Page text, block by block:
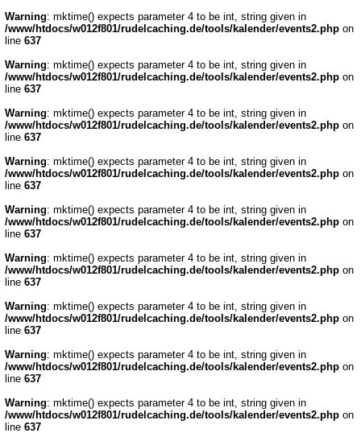
Warning: mktime() expects parameter 4 to be int, string given in
/www/htdocs/w012f801/rudelcaching.de/tools/kalender/events2.php on
line 637
Warning: mktime() expects parameter 4 to be int, string given in
/www/htdocs/w012f801/rudelcaching.de/tools/kalender/events2.php on
line 637
Warning: mktime() expects parameter 4 to be int, string given in
/www/htdocs/w012f801/rudelcaching.de/tools/kalender/events2.php on
line 637
Warning: mktime() expects parameter 4 to be int, string given in
/www/htdocs/w012f801/rudelcaching.de/tools/kalender/events2.php on
line 637
Warning: mktime() expects parameter 4 to be int, string given in
/www/htdocs/w012f801/rudelcaching.de/tools/kalender/events2.php on
line 637
Warning: mktime() expects parameter 4 to be int, string given in
/www/htdocs/w012f801/rudelcaching.de/tools/kalender/events2.php on
line 637
Warning: mktime() expects parameter 4 to be int, string given in
/www/htdocs/w012f801/rudelcaching.de/tools/kalender/events2.php on
line 637
Warning: mktime() expects parameter 4 to be int, string given in
/www/htdocs/w012f801/rudelcaching.de/tools/kalender/events2.php on
line 637
Warning: mktime() expects parameter 4 to be int, string given in
/www/htdocs/w012f801/rudelcaching.de/tools/kalender/events2.php on
line 637